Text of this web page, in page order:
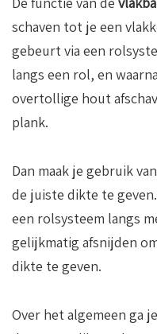
schaven tot je een
gebeurt via een
langs een rol, en
overtollige hout
plank.
Dan maak je gebruik
de juiste dikte te
een rolsysteem langs
gelijkmatig afsnijden
dikte te geven.
Over het algemeen ga